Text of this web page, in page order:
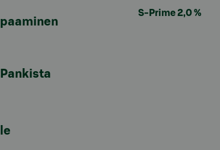
S-Prime 2,0 %